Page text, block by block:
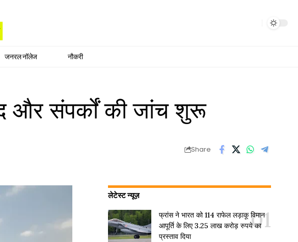
जनरल नॉलेज नौकरी
और संपर्कों की जांच शुरू
Share
लेटेस्ट न्यूज़
फ्रांस ने भारत को 114 राफेल लड़ाकू विमान
आपूर्ति के लिए 3.25 लाख करोड़ रुपये का
प्रस्ताव दिया